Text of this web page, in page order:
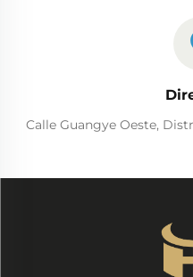
Calle Guangye Oeste,